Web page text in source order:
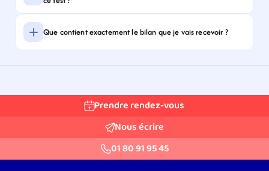
Que contient exactement le bilan que je vais recevoir ?
Prendre rendez-vous
Nous écrire
01 80 91 95 45